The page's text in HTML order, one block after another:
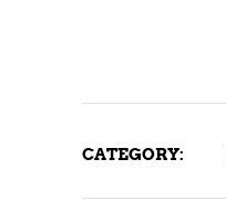
CATEGORY: